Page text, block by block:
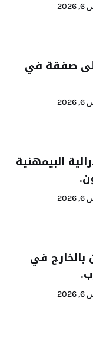
صفقة في
البيمهنية
بالخارج في